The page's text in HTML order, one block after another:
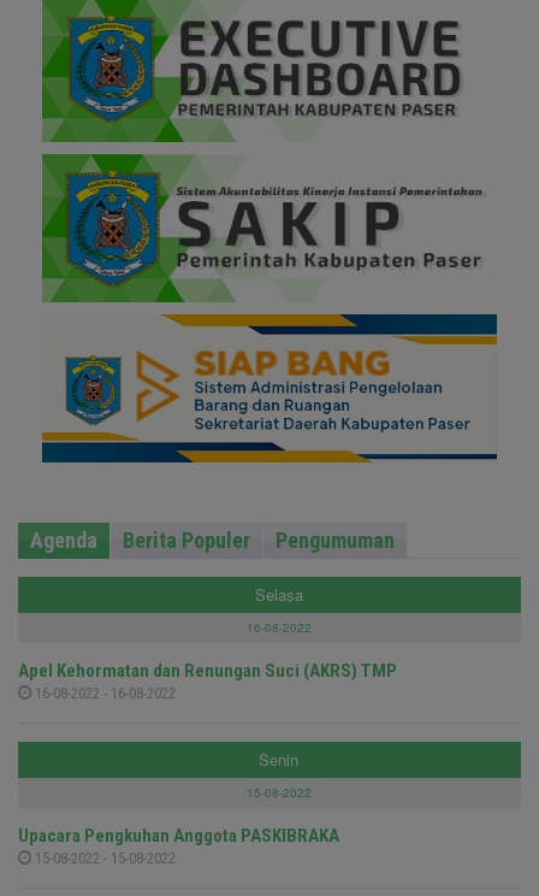
Agenda Berita Populer Pengumuman
Selasa
16-08-2022
Apel Kehormatan dan Renungan Suci (AKRS) TMP
16-08-2022 - 16-08-2022
Senin
15-08-2022
Upacara Pengkuhan Anggota PASKIBRAKA
15-08-2022 - 15-08-2022